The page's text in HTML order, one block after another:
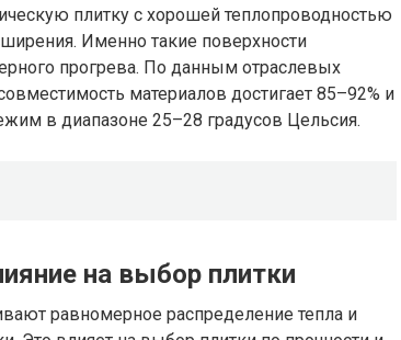
плитку с хорошей теплопроводностью
Именно такие поверхности
прогрева. По данным отраслевых
материалов достигает 85–92% и
в диапазоне 25–28 градусов Цельсия.
на выбор плитки
равномерное распределение тепла и